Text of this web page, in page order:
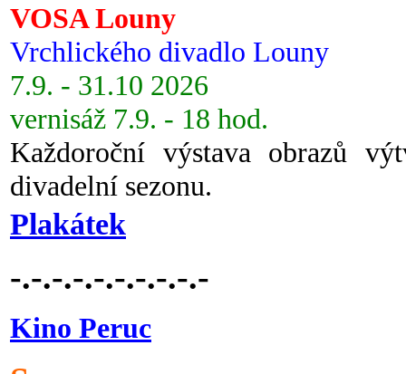
VOSA Louny
Vrchlického divadlo Louny
7.9. - 31.10 2026
vernisáž 7.9. - 18 hod.
Každoroční výstava obrazů
divadelní sezonu.
Plakátek
-.-.-.-.-.-.-.-.-.-
Kino Peruc